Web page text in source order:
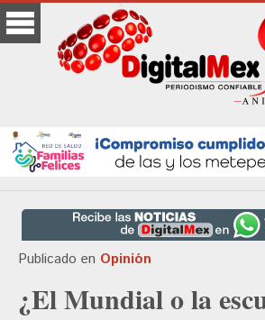
Publicado en Opinión
¿El Mundial o la